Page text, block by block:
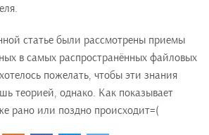
статье были рассмотрены приемы
в самых распространённых файловых
пожелать, чтобы эти знания
теорией, однако. Как показывает
рано или поздно происходит=(